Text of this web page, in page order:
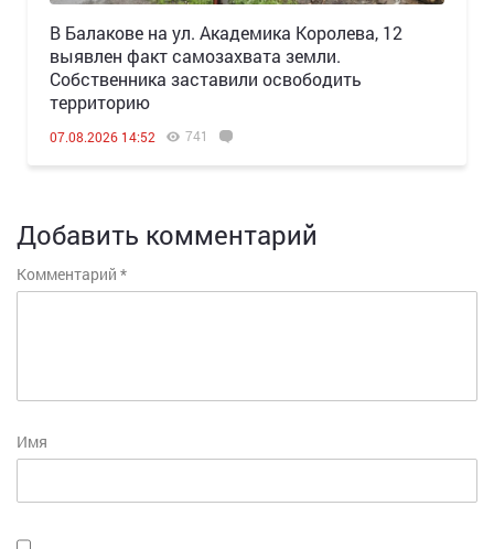
В Балакове на ул. Академика Королева, 12
выявлен факт самозахвата земли.
Собственника заставили освободить
территорию
07.08.2026 14:52 741
Добавить комментарий
Комментарий *
Имя